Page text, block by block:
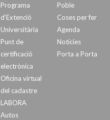
Programa
d’Extenció
Universitària
Punt de
certificació
electrònica
Oficina virtual
del cadastre
LABORA
Autos
Poble
Coses per fer
Agenda
Notícies
Porta a Porta